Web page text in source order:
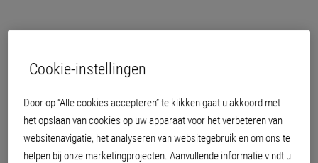
Cookie-instellingen
Door op “Alle cookies accepteren” te klikken gaat u akkoord met
het opslaan van cookies op uw apparaat voor het verbeteren van
websitenavigatie, het analyseren van websitegebruik en om ons te
helpen bij onze marketingprojecten. Aanvullende informatie vindt u